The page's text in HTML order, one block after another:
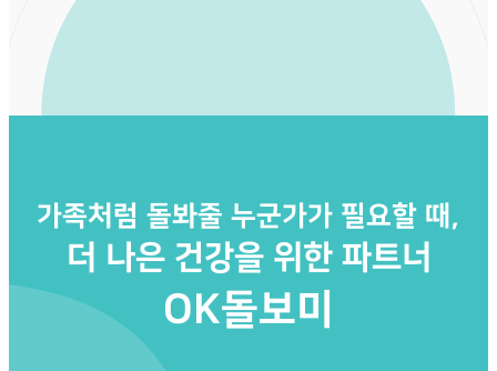
가족처럼 돌봐줄 누군가가 필요할 때,
더 나은 건강을 위한 파트너
OK돌보미